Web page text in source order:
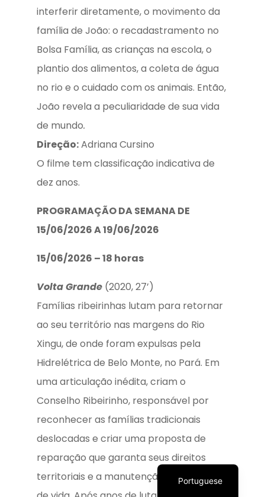
interferir diretamente, o movimento da
família de João: o recadastramento no
Bolsa Família, as crianças na escola, o
plantio dos alimentos, a coleta de água
no rio e o cuidado com os animais. Então,
João revela a peculiaridade de sua vida
de mundo.
Direção:Adriana Cursino
O filme tem classificação indicativa de
dez anos.
PROGRAMAÇÃO DA SEMANA DE
15/06/2026 A 19/06/2026
15/06/2026 – 18 horas
Volta Grande(2020, 27’)
Famílias ribeirinhas lutam para retornar
ao seu território nas margens do Rio
Xingu, de onde foram expulsas pela
Hidrelétrica de Belo Monte, no Pará. Em
uma articulação inédita, criam o
Conselho Ribeirinho, responsável por
reconhecer as famílias tradicionais
deslocadas e criar uma proposta de
reparação que garanta seus direitos
territoriais e a manutenção de seu modo
Quero Doar
Portuguese